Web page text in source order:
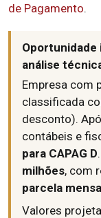
de Pagamento.
análise
Empresa com
classificada
desconto).
contábeis e
para CAPAG D
milhões, com
parcela
Valores